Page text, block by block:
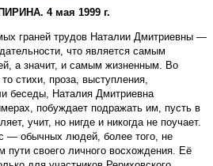
4 мая 1999 г.
граней трудов Наталии Дмитриевны —
что является самым
а значит, и самым жизненным. Во
стихи, проза, выступления,
беседы, Наталия Дмитриевна
побуждает подражать им, пусть в
учит, но нигде и никогда не поучает.
— обычных людей, более того, не
пути своего личного восхождения. Её